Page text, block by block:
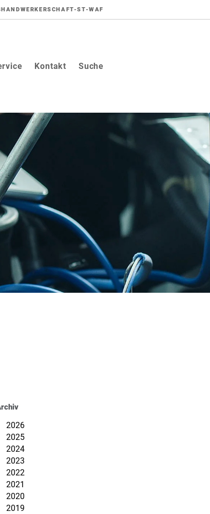
ST-WAF
Kontakt Suche
2026
2025
2024
2023
2022
2021
2020
2019